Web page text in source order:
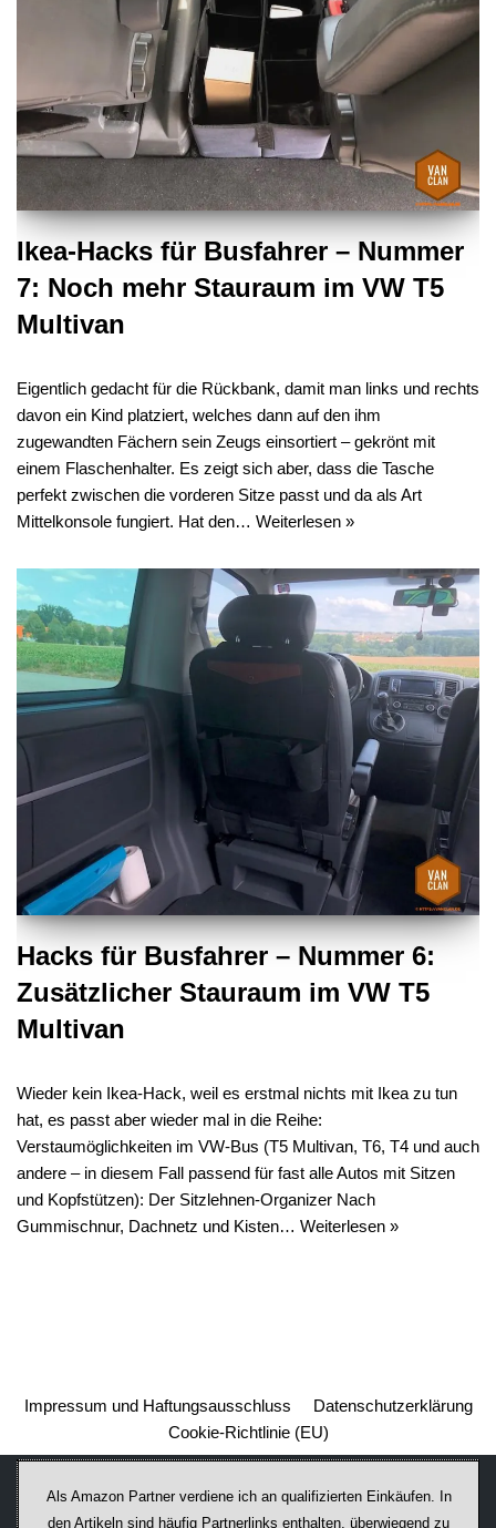
Ikea-Hacks für Busfahrer – Nummer
7: Noch mehr Stauraum im VW T5
Multivan
Eigentlich gedacht für die Rückbank, damit man links und rechts
davon ein Kind platziert, welches dann auf den ihm
zugewandten Fächern sein Zeugs einsortiert – gekrönt mit
einem Flaschenhalter. Es zeigt sich aber, dass die Tasche
perfekt zwischen die vorderen Sitze passt und da als Art
Mittelkonsole fungiert. Hat den… Weiterlesen »
Hacks für Busfahrer – Nummer 6:
Zusätzlicher Stauraum im VW T5
Multivan
Wieder kein Ikea-Hack, weil es erstmal nichts mit Ikea zu tun
hat, es passt aber wieder mal in die Reihe:
Verstaumöglichkeiten im VW-Bus (T5 Multivan, T6, T4 und auch
andere – in diesem Fall passend für fast alle Autos mit Sitzen
und Kopfstützen): Der Sitzlehnen-Organizer Nach
Gummischnur, Dachnetz und Kisten… Weiterlesen »
Impressum und Haftungsausschluss
Datenschutzerklärung
Cookie-Richtlinie (EU)
Als Amazon Partner verdiene ich an qualifizierten Einkäufen. In
den Artikeln sind häufig Partnerlinks enthalten, überwiegend zu